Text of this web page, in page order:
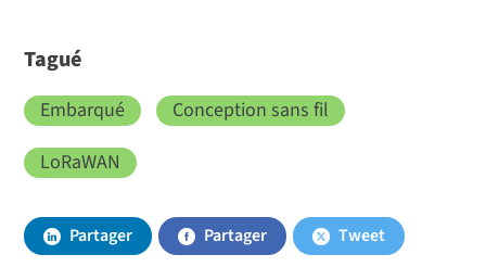
Tagué
Embarqué
Conception sans fil
LoRaWAN
Partager Partager Tweet